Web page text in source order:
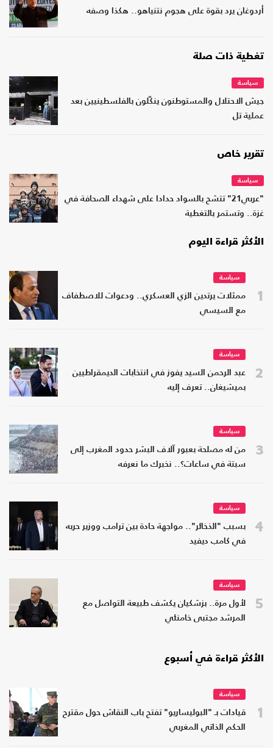
أردوغان يرد بقوة على هجوم نتنياهو.. هكذا وصفه
تغطية ذات صلة
سياسة
جيش الاحتلال والمستوطنون ينكّلون بالفلسطينيين بعد
عملية تل
تقرير خاص
سياسة
"عربي21" تتشح بالسواد حدادا على شهداء الصحافة في
غزة.. وتستمر بالتغطية
الأكثر قراءة اليوم
1
سياسة
ممثلات يرتدين الزي العسكري.. ودعوات للاصطفاف
مع السيسي
2
سياسة
عبد الرحمن السيد يفوز في انتخابات الديمقراطيين
بميشيغان.. تعرف إليه
3
سياسة
من له مصلحة بعبور آلاف البشر حدود المغرب إلى
سبتة في ساعات؟.. نخبرك ما نعرفه
4
سياسة
بسبب "الذخائر".. مواجهة حادة بين ترامب ووزير حربه
في كامب ديفيد
5
سياسة
لأول مرة.. بزشكيان يكشف طبيعة التواصل مع
المرشد مجتبى خامنئي
الأكثر قراءة في أسبوع
1
سياسة
قيادات بـ "البوليساريو" تفتح باب النقاش حول مقترح
الحكم الذاتي المغربي